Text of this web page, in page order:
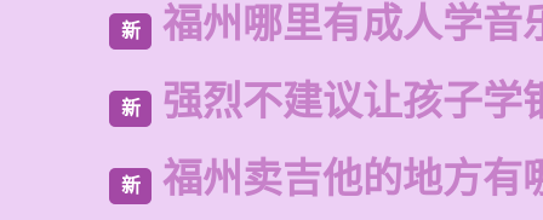
新 福州哪里有成人学音
新 强烈不建议让孩子学
新 福州卖吉他的地方有